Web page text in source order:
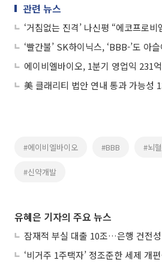
관련 뉴스
#에이비엘바이오 #BBB #뇌
#신약개발
유혜은 기자의 주요 뉴스
잠재적 부실 대출 10조…은행 건전